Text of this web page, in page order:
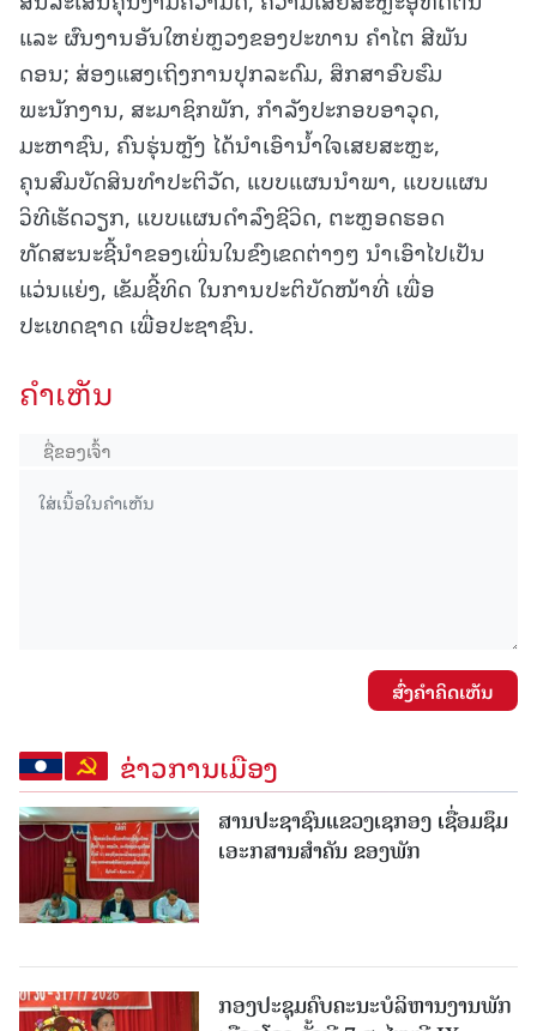
ແລະ ຜົນງານອັນໃຫຍ່ຫຼວງຂອງປະທານ ຄໍາໄຕ ສີພັນ
ດອນ; ສ່ອງແສງເຖິງການປຸກລະດົມ, ສຶກສາອົບຮົມ
ພະນັກງານ, ສະມາຊິກພັກ, ກຳລັງປະກອບອາວຸດ,
ມະຫາຊົນ, ຄົນຮຸ່ນຫຼັງ ໄດ້ນໍາເອົານໍ້າໃຈເສຍສະຫຼະ,
ຄຸນສົມບັດສິນທໍາປະຕິວັດ, ແບບແຜນນໍາພາ, ແບບແຜນ
ວິທີເຮັດວຽກ, ແບບແຜນດຳລົງຊີວິດ, ຕະຫຼອດຮອດ
ທັດສະນະຊີ້ນໍາຂອງເພິ່ນໃນຂົງເຂດຕ່າງໆ ນໍາເອົາໄປເປັນ
ແວ່ນແຍ່ງ, ເຂັມຊີ້ທິດ ໃນການປະຕິບັດໜ້າທີ່ ເພື່ອ
ປະເທດຊາດ ເພື່ອປະຊາຊົນ.
ຄໍາເຫັນ
ສົ່ງຄໍາຄິດເຫັນ
ຂ່າວການເມືອງ
ສານປະຊາຊົນແຂວງເຊກອງ ເຊື່ອມຊຶມ
ເອະກສານສໍາຄັນ ຂອງພັກ
ກອງປະຊຸມຄົບຄະນະບໍລິຫານງານພັກ